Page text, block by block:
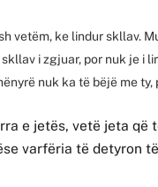
vetëm, ke lindur skllav.
i zgjuar, por nuk je i
nuk ka të bëjë me
e jetës, vetë jeta
varfëria të detyron